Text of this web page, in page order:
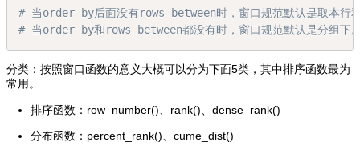
# 当order by后面没有rows between时，窗口规范默认是取本行
# 当order by和rows between都没有时，窗口规范默认是分
分类：按照窗口函数的意义大概可以分为下面5类，其中排序函数最为
常用。
排序函数：row_number()、rank()、dense_rank()
分布函数：percent_rank()、cume_dist()